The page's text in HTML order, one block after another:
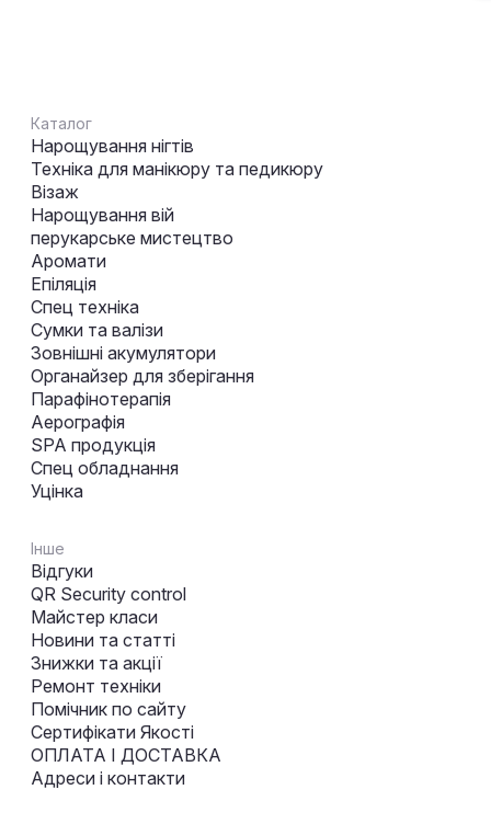
Каталог
Нарощування нігтів
Техніка для манікюру та педикюру
Візаж
Нарощування вій
перукарське мистецтво
Аромати
Епіляція
Спец техніка
Сумки та валізи
Зовнішні акумулятори
Органайзер для зберігання
Парафінотерапія
Аерографія
SPA продукція
Спец обладнання
Уцінка
Інше
Відгуки
QR Security control
Майстер класи
Новини та статті
Знижки та акції
Ремонт техніки
Помічник по сайту
Сертифікати Якості
ОПЛАТА І ДОСТАВКА
Адреси і контакти